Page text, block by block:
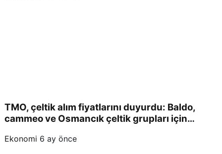
TMO, çeltik alım fiyatlarını duyurdu: Baldo,
cammeo ve Osmancık çeltik grupları için
Ekonomi 6 ay önce